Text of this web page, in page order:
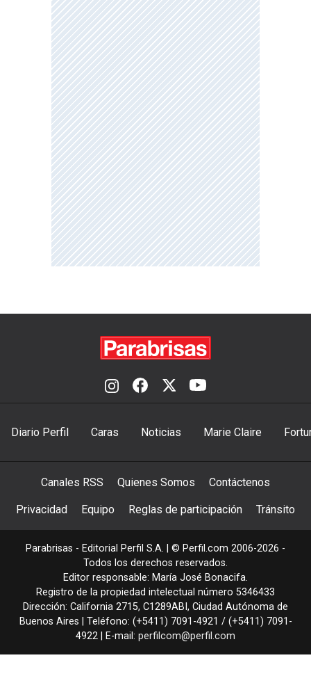
Diario Perfil Caras Noticias Marie Claire
Canales RSS Quienes Somos Contáctenos
Privacidad Equipo Reglas de participación Tránsito
Parabrisas - Editorial Perfil S.A. | © Perfil.com 2006-2026 -
Todos los derechos reservados.
Editor responsable: María José Bonacifa.
Registro de la propiedad intelectual número 5346433
Dirección: California 2715, C1289ABI , Ciudad Autónoma de
Buenos Aires | Teléfono: (+5411) 7091-4921 / (+5411) 7091-
4922 | E-mail: perfilcom@perfil.com